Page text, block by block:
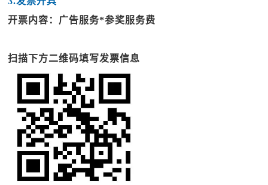
开票内容：广告服务*参奖服务费
扫描下方二维码填写发票信息